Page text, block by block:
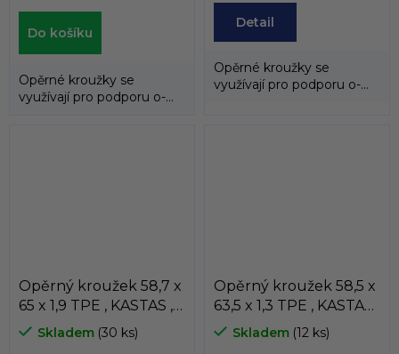
Do košíku
Opěrné kroužky se
využívají pro podporu o-
Detail
Opěrné kroužky se
využívají pro podporu o-
Opěrný kroužek 58,7 x
65 x 1,9 TPE , KASTAS ,
K81-058/2
Skladem (30 ks)
Opěrný kroužek 58,5 x
63,5 x 1,3 TPE , KASTAS ,
K81-058/1
Skladem (12 ks)